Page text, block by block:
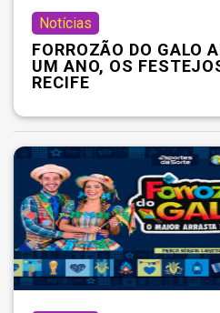
Notícias
FORROZÃO DO GALO
UM ANO, OS
RECIFE